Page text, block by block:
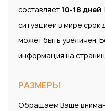
составляет 10-18 дней.
ситуацией в мире срок
может быть увеличен.
информация на
РАЗМЕРЫ
Обращаем Ваше